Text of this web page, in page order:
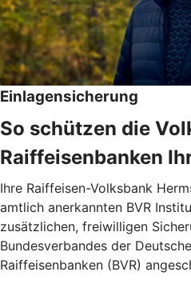
Einlagensicherung
So schützen die
Raiffeisenbanken
Ihre Raiffeisen-Volksbank
amtlich anerkannten BVR
zusätzlichen, freiwilligen
Bundesverbandes der
Raiffeisenbanken (BVR)